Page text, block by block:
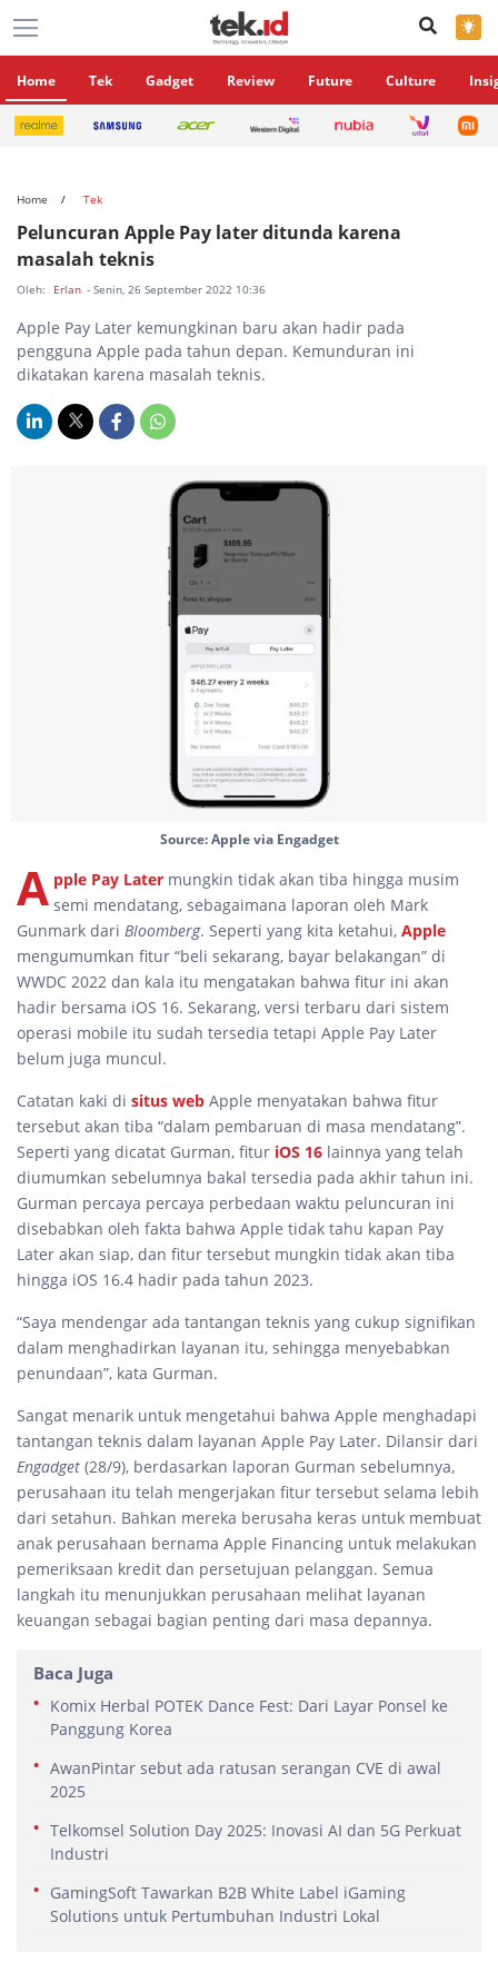
×
Home Tek Gadget Review Future Culture
Home Tek
Peluncuran Apple Pay later ditunda karena
masalah teknis
Oleh: Erlan - Senin, 26 September 2022 10:36
Apple Pay Later kemungkinan baru akan hadir pada
pengguna Apple pada tahun depan. Kemunduran ini
dikatakan karena masalah teknis.
Source: Apple via Engadget
A pple Pay Later mungkin tidak akan tiba hingga musim
semi mendatang, sebagaimana laporan oleh Mark
Gunmark dari Bloomberg. Seperti yang kita ketahui, Apple
mengumumkan fitur “beli sekarang, bayar belakangan” di
WWDC 2022 dan kala itu mengatakan bahwa fitur ini akan
hadir bersama iOS 16. Sekarang, versi terbaru dari sistem
operasi mobile itu sudah tersedia tetapi Apple Pay Later
belum juga muncul.
Catatan kaki di situs web Apple menyatakan bahwa fitur
tersebut akan tiba “dalam pembaruan di masa mendatang”.
Seperti yang dicatat Gurman, fitur iOS 16 lainnya yang telah
diumumkan sebelumnya bakal tersedia pada akhir tahun ini.
Gurman percaya percaya perbedaan waktu peluncuran ini
disebabkan oleh fakta bahwa Apple tidak tahu kapan Pay
Later akan siap, dan fitur tersebut mungkin tidak akan tiba
hingga iOS 16.4 hadir pada tahun 2023.
“Saya mendengar ada tantangan teknis yang cukup signifikan
dalam menghadirkan layanan itu, sehingga menyebabkan
penundaan”, kata Gurman.
Sangat menarik untuk mengetahui bahwa Apple menghadapi
tantangan teknis dalam layanan Apple Pay Later. Dilansir dari
Engadget (28/9), berdasarkan laporan Gurman sebelumnya,
perusahaan itu telah mengerjakan fitur tersebut selama lebih
dari setahun. Bahkan mereka berusaha keras untuk membuat
anak perusahaan bernama Apple Financing untuk melakukan
pemeriksaan kredit dan persetujuan pelanggan. Semua
langkah itu menunjukkan perusahaan melihat layanan
keuangan sebagai bagian penting dari masa depannya.
Baca Juga
Komix Herbal POTEK Dance Fest: Dari Layar Ponsel ke
Panggung Korea
AwanPintar sebut ada ratusan serangan CVE di awal
2025
Telkomsel Solution Day 2025: Inovasi AI dan 5G Perkuat
Industri
GamingSoft Tawarkan B2B White Label iGaming
Solutions untuk Pertumbuhan Industri Lokal